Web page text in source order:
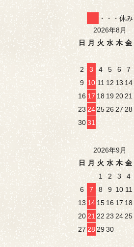
・・・休み
2026年8月
日
月 火 水 木 金
2
3 4 5 6 7
9 10 11 12 13 14
16 17 18 19 2021
23 2425 26 2728
3031
2026年9月
日
月 火 水 木 金
1
2 3 4
6
7 8 9 10 11
13 14 15 16 17 18
20 21 22 23 24 25
27 28 2930